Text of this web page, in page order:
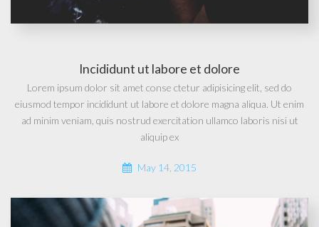
Incididunt ut labore et dolore
Lorem ipsum dolor sit amet conse ctetur adipisicing elit, sed do
eiusmod tempor incididunt ut labore et dolore magna aliqua. Ut enim
ad minim veniam, quis nostrud exercitation ullamco laboris nisi ut
aliquip ex
May 14, 2015